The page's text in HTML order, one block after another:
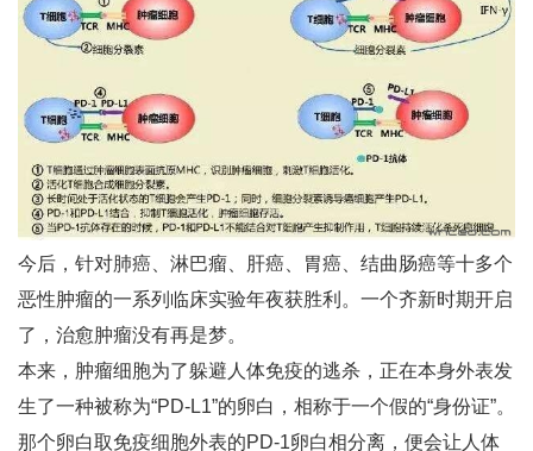
今后，针对肺癌、淋巴瘤、肝癌、胃癌、结曲肠癌等十多个
恶性肿瘤的一系列临床实验年夜获胜利。一个齐新时期开启
了，治愈肿瘤没有再是梦。
本来，肿瘤细胞为了躲避人体免疫的逃杀，正在本身外表发
生了一种被称为“PD-L1”的卵白，相称于一个假的“身份证”。
那个卵白取免疫细胞外表的PD-1卵白相分离，便会让人体